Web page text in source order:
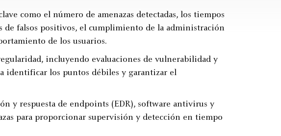
como el número de amenazas detectadas, los tiempos
de falsos positivos, el cumplimiento de la administración
de los usuarios.
incluyendo evaluaciones de vulnerabilidad y
identificar los puntos débiles y garantizar el
y respuesta de endpoints (EDR), software antivirus y
para proporcionar supervisión y detección en tiempo